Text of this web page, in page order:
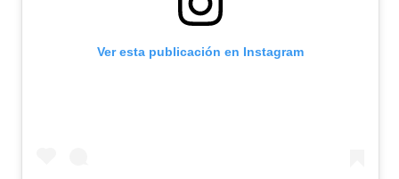
Ver esta publicación en Instagram